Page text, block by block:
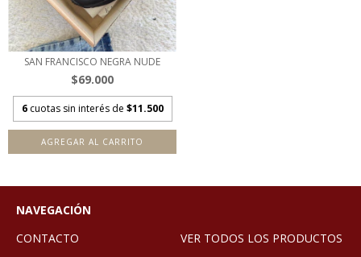
SAN FRANCISCO NEGRA NUDE
$69.000
6 cuotas sin interés de $11.500
AGREGAR AL CARRITO
NAVEGACIÓN
CONTACTO
VER TODOS LOS PRODUCTOS